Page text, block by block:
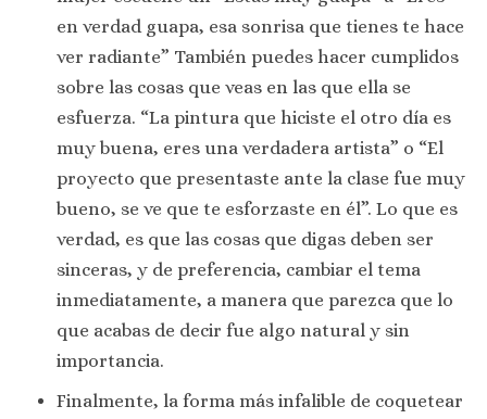
en verdad guapa, esa sonrisa que tienes te hace
ver radiante” También puedes hacer cumplidos
sobre las cosas que veas en las que ella se
esfuerza. “La pintura que hiciste el otro día es
muy buena, eres una verdadera artista” o “El
proyecto que presentaste ante la clase fue muy
bueno, se ve que te esforzaste en él”. Lo que es
verdad, es que las cosas que digas deben ser
sinceras, y de preferencia, cambiar el tema
inmediatamente, a manera que parezca que lo
que acabas de decir fue algo natural y sin
importancia.
Finalmente, la forma más infalible de coquetear